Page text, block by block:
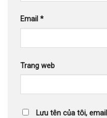
Email *
Trang web
Lưu tên của tôi,